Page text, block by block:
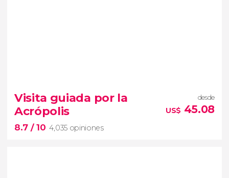
Visita guiada por la
Acrópolis
8.7 / 10 4,035 opiniones
desde
US$ 45.08